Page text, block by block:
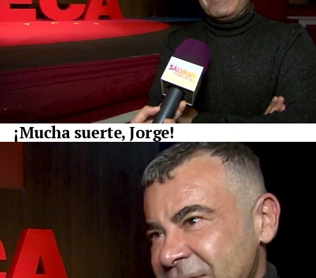
¡Mucha suerte, Jorge!